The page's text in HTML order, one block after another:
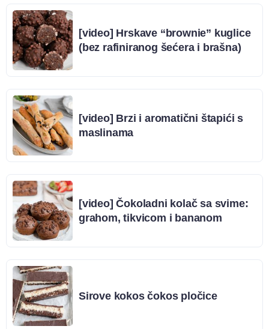
[video] Hrskave “brownie” kuglice
(bez rafiniranog šećera i brašna)
[video] Brzi i aromatični štapići s
maslinama
[video] Čokoladni kolač sa svime:
grahom, tikvicom i bananom
Sirove kokos čokos pločice